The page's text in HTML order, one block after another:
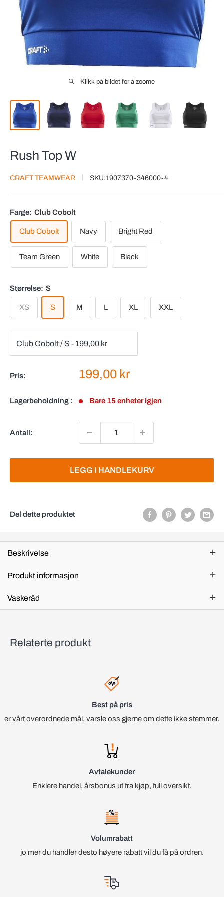
Klikk på bildet for å zoome
Rush Top W
CRAFT TEAMWEAR SKU:1907370-346000-4
Farge: Club Cobolt
Club Cobolt Navy Bright Red
Team Green White Black
Størrelse: S
XS S M L XL XXL
Pris: Salgspris
199,00 kr
Lagerbeholdning : Bare 15 enheter igjen
Antall:
LEGG I HANDLEKURV
Del dette produktet
Beskrivelse
Produkt informasjon
Vaskeråd
Relaterte produkt
Best på pris
er vårt overordnede mål, varsle oss gjerne om dette ikke stemmer.
Avtalekunder
Enklere handel, årsbonus ut fra kjøp, full oversikt.
Volumrabatt
jo mer du handler desto høyere rabatt vil du få på ordren.